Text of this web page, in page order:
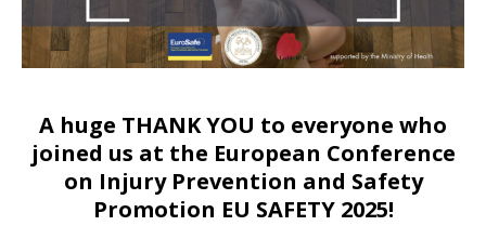
A huge THANK YOU to everyone who
joined us at the European Conference
on Injury Prevention and Safety
Promotion EU SAFETY 2025!